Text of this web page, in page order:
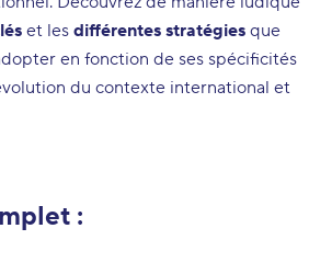
et les différentes stratégies que
en fonction de ses spécificités
du contexte international et
: